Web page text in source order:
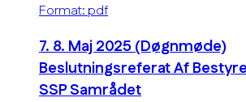
Format: pdf
7. 8. Maj 2025 (Døgnmøde)
Beslutningsreferat Af
SSP Samrådet